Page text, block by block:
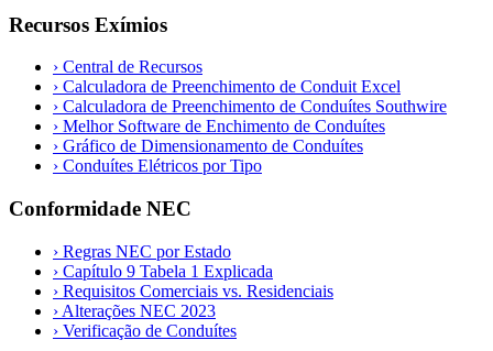
Recursos Exímios
› Central de Recursos
› Calculadora de Preenchimento de Conduit Excel
› Calculadora de Preenchimento de Conduítes Southwire
› Melhor Software de Enchimento de Conduítes
› Gráfico de Dimensionamento de Conduítes
› Conduítes Elétricos por Tipo
Conformidade NEC
› Regras NEC por Estado
› Capítulo 9 Tabela 1 Explicada
› Requisitos Comerciais vs. Residenciais
› Alterações NEC 2023
› Verificação de Conduítes